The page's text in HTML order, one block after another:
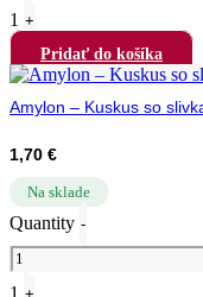
1 +
Pridať do košíka
Amylon – Kuskus so
1,70 €
Na sklade
Quantity -
1